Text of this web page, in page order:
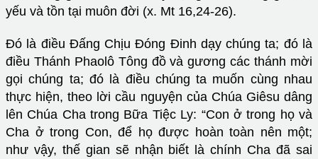
yếu và tồn tại muôn đời (x. Mt 16,24-26).
Đó là điều Đấng Chịu Đóng Đinh dạy chúng ta; đó là
điều Thánh Phaolô Tông đồ và gương các thánh mời
gọi chúng ta; đó là điều chúng ta muốn cùng nhau
thực hiện, theo lời cầu nguyện của Chúa Giêsu dâng
lên Chúa Cha trong Bữa Tiệc Ly: “Con ở trong họ và
Cha ở trong Con, để họ được hoàn toàn nên một;
như vậy, thế gian sẽ nhận biết là chính Cha đã sai